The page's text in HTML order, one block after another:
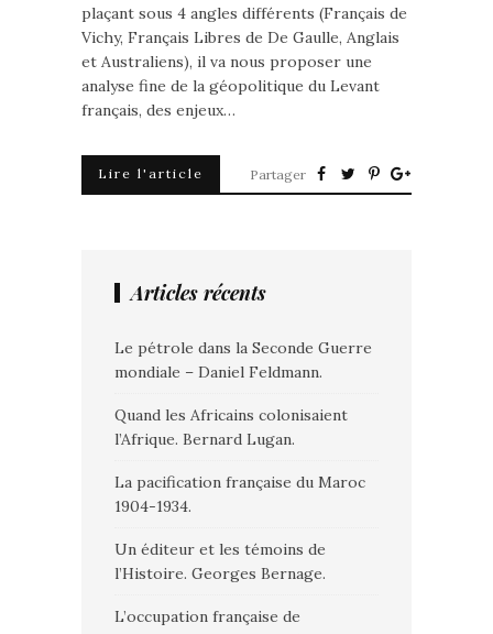
plaçant sous 4 angles différents (Français de
Vichy, Français Libres de De Gaulle, Anglais
et Australiens), il va nous proposer une
analyse fine de la géopolitique du Levant
français, des enjeux…
Lire l'article Partager
Articles récents
Le pétrole dans la Seconde Guerre
mondiale – Daniel Feldmann.
Quand les Africains colonisaient
l’Afrique. Bernard Lugan.
La pacification française du Maroc
1904-1934.
Un éditeur et les témoins de
l’Histoire. Georges Bernage.
L’occupation française de